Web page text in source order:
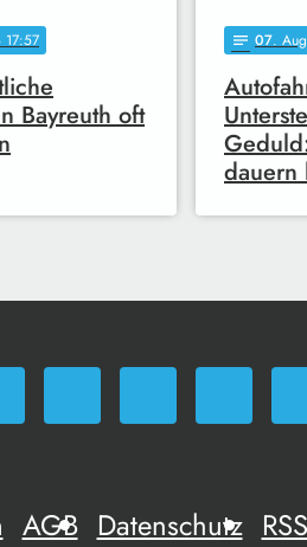
17:57
Bayreuth oft
notes 07.
dauern
AGB Datenschutz